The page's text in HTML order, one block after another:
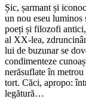
Șic, șarmant și
un nou eseu
poeți și filozofi
al XX-lea,
lui de buzunar se
condimenteze
nerăsuflate în
tort. Căci, apropo:
legătură…